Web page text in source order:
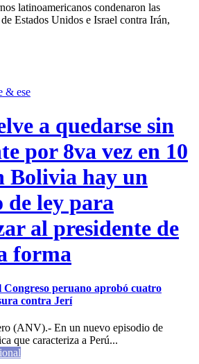
latinoamericanos condenaron las
Estados Unidos e Israel contra Irán,
& ese
a quedarse sin
por 8va vez en 10
Bolivia hay un
de ley para
al presidente de
forma
Congreso peruano aprobó cuatro
contra Jerí
(ANV).- En un nuevo episodio de
que caracteriza a Perú...